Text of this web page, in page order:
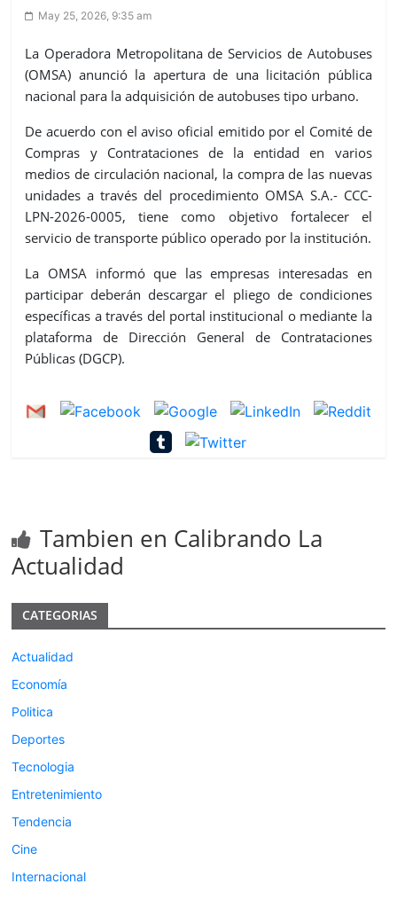
May 25, 2026, 9:35 am
La Operadora Metropolitana de Servicios de Autobuses
(OMSA) anunció la apertura de una licitación pública
nacional para la adquisición de autobuses tipo urbano.
De acuerdo con el aviso oficial emitido por el Comité de
Compras y Contrataciones de la entidad en varios
medios de circulación nacional, la compra de las nuevas
unidades a través del procedimiento OMSA S.A.- CCC-
LPN-2026-0005, tiene como objetivo fortalecer el
servicio de transporte público operado por la institución.
La OMSA informó que las empresas interesadas en
participar deberán descargar el pliego de condiciones
específicas a través del portal institucional o mediante la
plataforma de Dirección General de Contrataciones
Públicas (DGCP).
Tambien en Calibrando La
Actualidad
CATEGORIAS
Actualidad
Economía
Politica
Deportes
Tecnologia
Entretenimiento
Tendencia
Cine
Internacional